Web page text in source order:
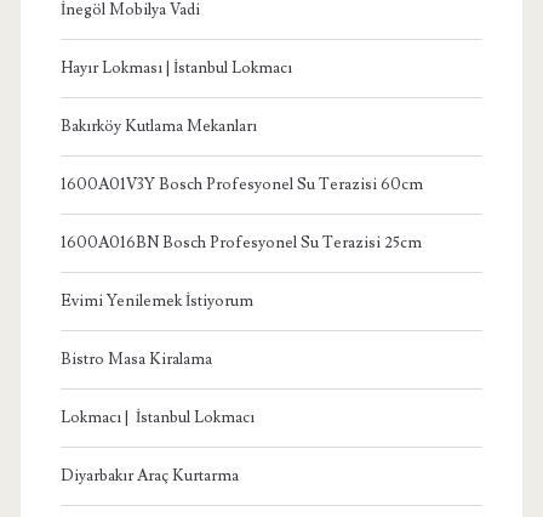
İnegöl Mobilya Vadi
Hayır Lokması | İstanbul Lokmacı
Bakırköy Kutlama Mekanları
1600A01V3Y Bosch Profesyonel Su Terazisi 60cm
1600A016BN Bosch Profesyonel Su Terazisi 25cm
Evimi Yenilemek İstiyorum
Bistro Masa Kiralama
Lokmacı | İstanbul Lokmacı
Diyarbakır Araç Kurtarma